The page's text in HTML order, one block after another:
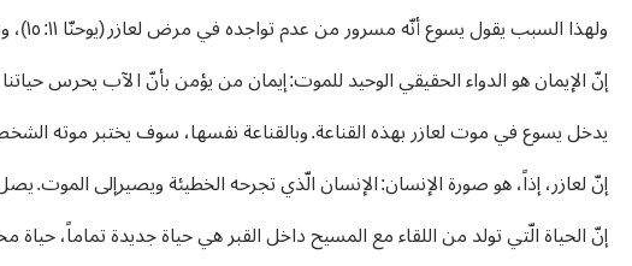
ولهذا السبب يقول يسوع أنّه مسرور من عدم تواجده في مرض لعازر (يوحنّا ١١: ١٥)، وذلك كي يؤمن تلاميذه بأنّ حبّه أقوى من الموت.
إنّ الإيمان هو الدواء الحقيقي الوحيد للموت: إيمان من يؤمن بأنّ الآب يحرس
يدخل يسوع في موت لعازر بهذه القناعة. وبالقناعة نفسها، سوف يختبر موته
إنّ لعازر، إذاً، هو صورة الإنسان: الإنسان الّذي تجرحه الخطيئة ويصيرإلى الموت. يصل
إنّ الحياة الّتي تولد من اللقاء مع المسيح داخل القبر هي حياة جديدة تماماً،